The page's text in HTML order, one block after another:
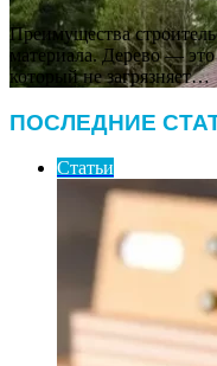
Преимущества
материала. Дерево —
который не загрязняет…
ПОСЛЕДНИЕ
Статьи